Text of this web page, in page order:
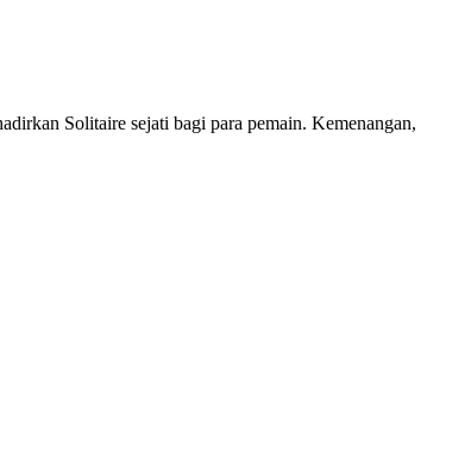
Solitaire sejati bagi para pemain. Kemenangan,